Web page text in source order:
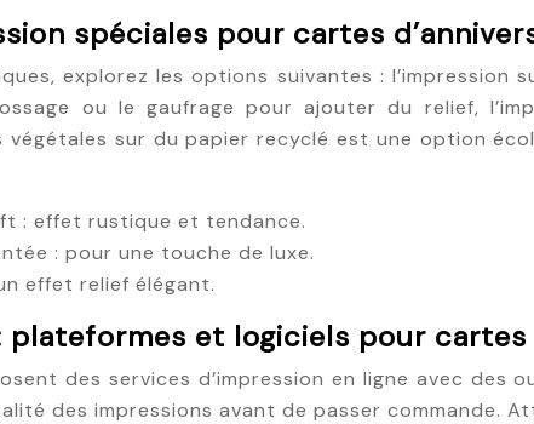
spéciales pour cartes
explorez les options suivantes :
ou le gaufrage pour ajouter du relief,
végétales sur du papier recyclé est une option
: effet rustique et tendance.
: pour une touche de luxe.
effet relief élégant.
plateformes et logiciels pour cartes
des services d’impression en ligne avec
des impressions avant de passer